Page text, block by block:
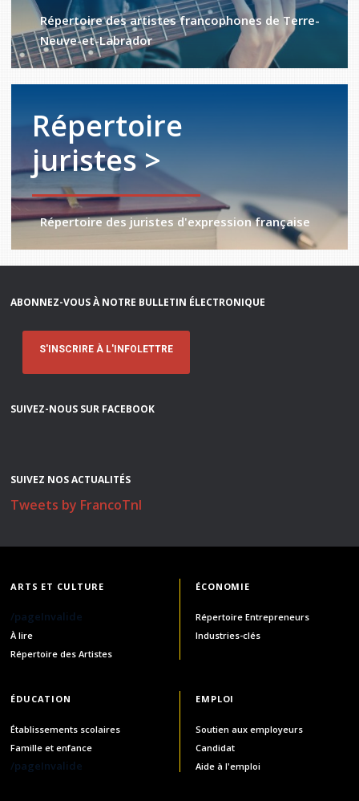
Répertoire des artistes francophones de Terre-
Neuve-et-Labrador
Répertoire
juristes >
Répertoire des juristes d'expression française
ABONNEZ-VOUS À NOTRE BULLETIN ÉLECTRONIQUE
S'INSCRIRE À L'INFOLETTRE
SUIVEZ-NOUS SUR FACEBOOK
SUIVEZ NOS ACTUALITÉS
Tweets by FrancoTnl
ARTS ET CULTURE
/pageInvalide
À lire
Répertoire des Artistes
ÉCONOMIE
Répertoire Entrepreneurs
Industries-clés
ÉDUCATION
Établissements scolaires
Famille et enfance
/pageInvalide
EMPLOI
Soutien aux employeurs
Candidat
Aide à l'emploi